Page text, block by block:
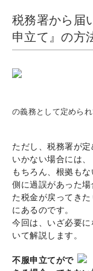
税務署から届
申立て』の方
の義務として定められ
ただし、税務署が
いかない場合には
もちろん、根拠も
側に過誤があった
た税金が戻ってき
にあるのです。
今回は、いざ必要
いて解説します。
不服申立てがで